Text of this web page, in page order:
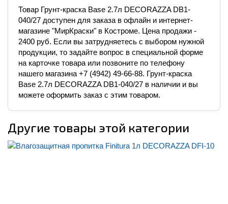
Товар Грунт-краска Base 2.7л DECORAZZA DB1-
040/27 доступен для заказа в офлайн и интернет-
магазине "МирКраски" в Костроме. Цена продажи -
2400 руб. Если вы затрудняетесь с выбором нужной
продукции, то задайте вопрос в специальной форме
на карточке товара или позвоните по телефону
нашего магазина +7 (4942) 49-66-88. Грунт-краска
Base 2.7л DECORAZZA DB1-040/27 в наличии и вы
можете оформить заказ с этим товаром.
Другие товары этой категории